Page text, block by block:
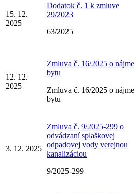
15. 12.
2025
Dodatok č. 1 k zmluve
29/2023
63/2025
12. 12.
2025
Zmluva č. 16/2025 o nájme
bytu
Zmluva č. 16/2025 o nájme
bytu
3. 12. 2025
Zmluva č. 9/2025-299 o
odvádzaní splaškovej
odpadovej vody verejnou
kanalizáciou
9/2025-299